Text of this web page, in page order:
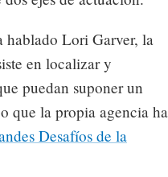
hablado Lori Garver, la
en localizar y
puedan suponer un
que la propia agencia ha
Desafíos de la